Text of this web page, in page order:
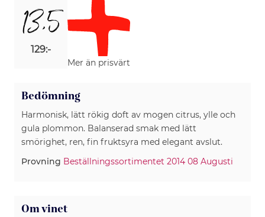
13,5
129:-
Mer än prisvärt
Bedömning
Harmonisk, lätt rökig doft av mogen citrus, ylle och
gula plommon. Balanserad smak med lätt
Provning Beställningssortimentet 2014 08 Augusti
Om vinet